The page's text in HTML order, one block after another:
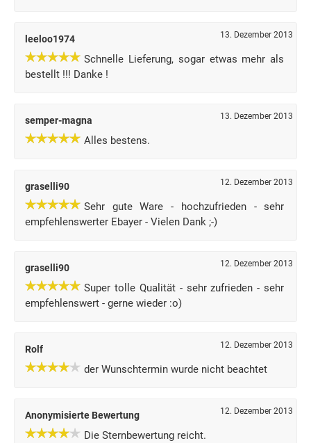
leeloo1974 13. Dezember 2013
Schnelle Lieferung, sogar etwas mehr als
bestellt !!! Danke !
semper-magna 13. Dezember 2013
Alles bestens.
graselli90 12. Dezember 2013
Sehr gute Ware - hochzufrieden - sehr
empfehlenswerter Ebayer - Vielen Dank ;-)
graselli90 12. Dezember 2013
Super tolle Qualität - sehr zufrieden - sehr
empfehlenswert - gerne wieder :o)
Rolf 12. Dezember 2013
der Wunschtermin wurde nicht beachtet
Anonymisierte Bewertung 12. Dezember 2013
Die Sternbewertung reicht.